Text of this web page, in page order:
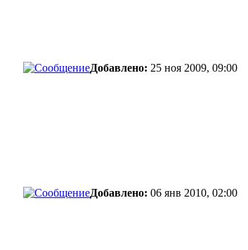
Добавлено: 25 ноя 2009, 09:00
Добавлено: 06 янв 2010, 02:00